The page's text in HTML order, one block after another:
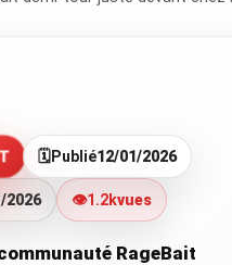
🗓️Publié12/01/2026
2026 👁️1.2kvues
RageBait